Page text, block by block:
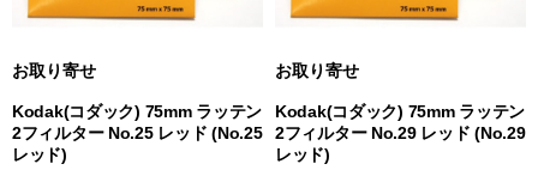
お取り寄せ
Kodak(コダック) 75mm ラッテン
2フィルター No.25 レッド (No.25
レッド)
お取り寄せ
Kodak(コダック) 75mm ラッテン
2フィルター No.29 レッド (No.29
レッド)